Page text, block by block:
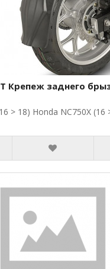
Крепеж заднего
> 18) Honda NC750X (16